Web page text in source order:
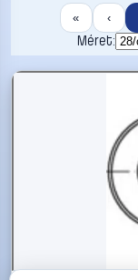
« ‹
Méret: